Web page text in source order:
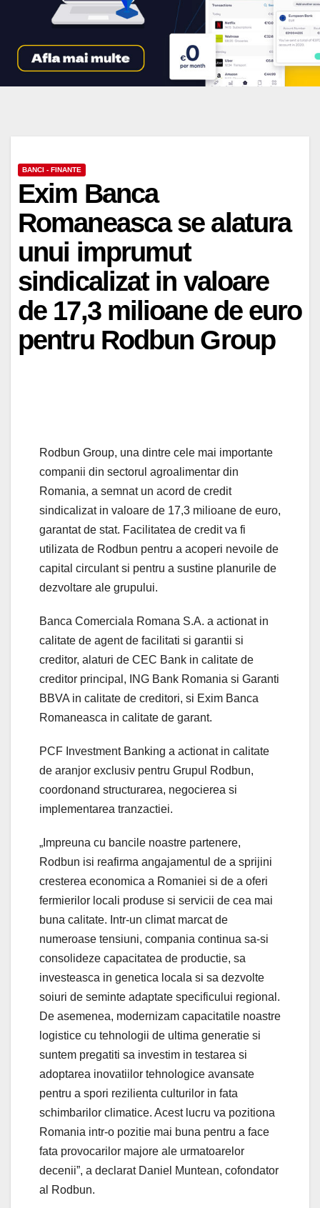
BANCI - FINANTE
Exim Banca
Romaneasca se alatura
unui imprumut
sindicalizat in valoare
de 17,3 milioane de euro
pentru Rodbun Group
Rodbun Group, una dintre cele mai importante
companii din sectorul agroalimentar din
Romania, a semnat un acord de credit
sindicalizat in valoare de 17,3 milioane de euro,
garantat de stat. Facilitatea de credit va fi
utilizata de Rodbun pentru a acoperi nevoile de
capital circulant si pentru a sustine planurile de
dezvoltare ale grupului.
Banca Comerciala Romana S.A. a actionat in
calitate de agent de facilitati si garantii si
creditor, alaturi de CEC Bank in calitate de
creditor principal, ING Bank Romania si Garanti
BBVA in calitate de creditori, si Exim Banca
Romaneasca in calitate de garant.
PCF Investment Banking a actionat in calitate
de aranjor exclusiv pentru Grupul Rodbun,
coordonand structurarea, negocierea si
implementarea tranzactiei.
„Impreuna cu bancile noastre partenere,
Rodbun isi reafirma angajamentul de a sprijini
cresterea economica a Romaniei si de a oferi
fermierilor locali produse si servicii de cea mai
buna calitate. Intr-un climat marcat de
numeroase tensiuni, compania continua sa-si
consolideze capacitatea de productie, sa
investeasca in genetica locala si sa dezvolte
soiuri de seminte adaptate specificului regional.
De asemenea, modernizam capacitatile noastre
logistice cu tehnologii de ultima generatie si
suntem pregatiti sa investim in testarea si
adoptarea inovatiilor tehnologice avansate
pentru a spori rezilienta culturilor in fata
schimbarilor climatice. Acest lucru va pozitiona
Romania intr-o pozitie mai buna pentru a face
fata provocarilor majore ale urmatoarelor
decenii”, a declarat Daniel Muntean, cofondator
al Rodbun.